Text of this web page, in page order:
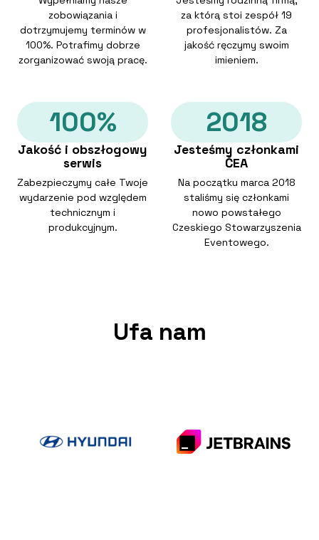
zobowiązania i
dotrzymujemy terminów w
100%. Potrafimy dobrze
zorganizować swoją pracę.
za którą stoi zespół 19
profesjonalistów. Za
jakość ręczymy swoim
imieniem.
100%
Jakość i obszłogowy
serwis
Zabezpieczymy całe Twoje
wydarzenie pod względem
technicznym i
produkcyjnym.
2018
Jesteśmy członkami
ČEA
Na początku marca 2018
staliśmy się członkami
nowo powstałego
Czeskiego Stowarzyszenia
Eventowego.
Ufa nam